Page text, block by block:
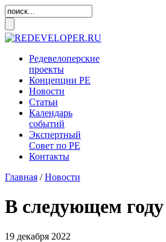
Редевелоперские
проекты
Концепции РЕ
Новости
Статьи
Календарь
событий
Экспертный
Совет по РЕ
Контакты
Главная /Новости
В следующем
19 декабря 2022